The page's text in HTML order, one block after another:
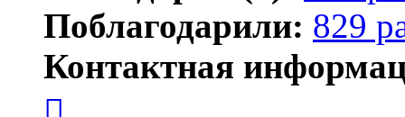
Поблагодарили: 829
Контактная